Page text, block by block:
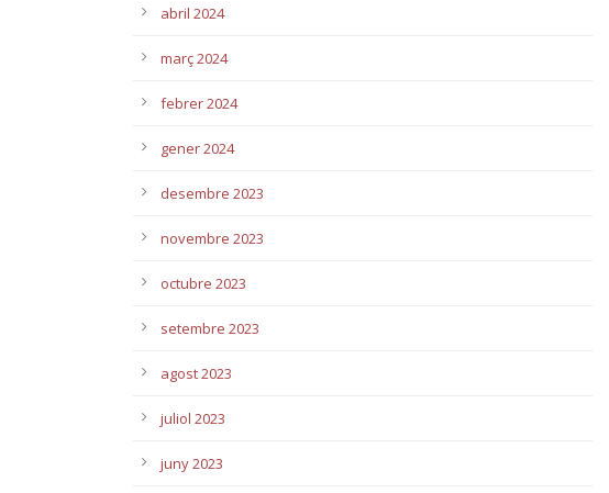
abril 2024
març 2024
febrer 2024
gener 2024
desembre 2023
novembre 2023
octubre 2023
setembre 2023
agost 2023
juliol 2023
juny 2023